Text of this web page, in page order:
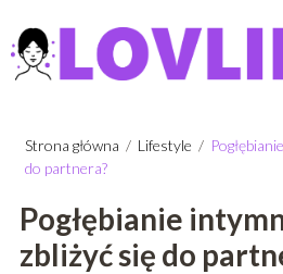
Strona główna / Lifestyle /
do partnera?
Pogłębianie
zbliżyć się do